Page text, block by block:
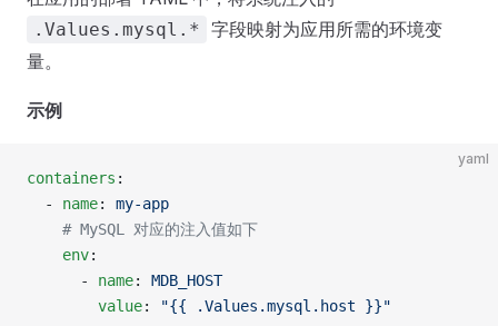
.Values.mysql.*
字段映射为应用所需的环境变
量。
示例
yaml
containers :
  -
name: my-app
    # MySQL 对应的注入值如下
    env
:
      -
name: MDB_HOST
        value
: "{{ .Values.mysql.host }}"